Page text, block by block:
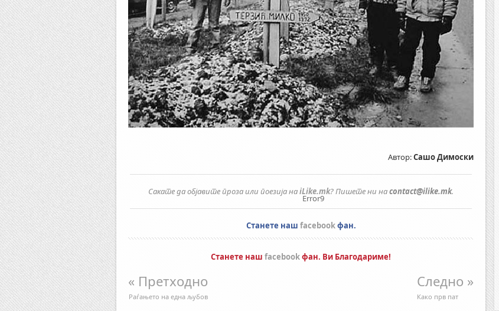
Автор:Сашо Димоски
Сакате да објавите проза или поезија наiLike.mk? Пишете ни наcontact@ilike.mk.
Станете наш facebookфан.
Станете наш facebookфан. Ви Благодариме!
« Претходно
Раѓањето на една љубов
Следно »
Како прв пат
Error9